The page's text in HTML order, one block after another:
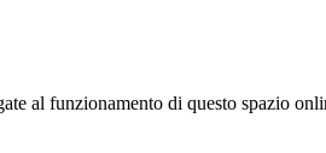
al funzionamento di questo spazio